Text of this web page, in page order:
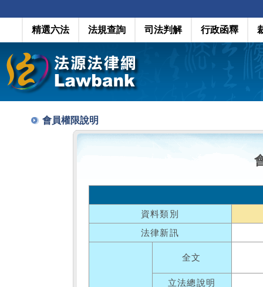
精選六法 法規查詢 司法判解 行政函釋
會員權限說明
資料類別
法律新訊
全文
立法總說明